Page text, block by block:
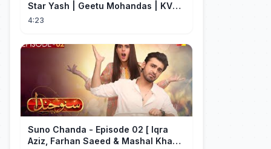
Star Yash | Geetu Mohandas | KVN |
Monster Mind Creations
4:23
Suno Chanda - Episode 02 [ Iqra
Aziz, Farhan Saeed & Mashal Khan ]